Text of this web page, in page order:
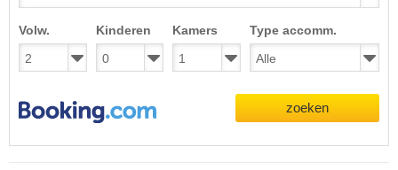
Volw. Kinderen Kamers Type accomm.
zoeken